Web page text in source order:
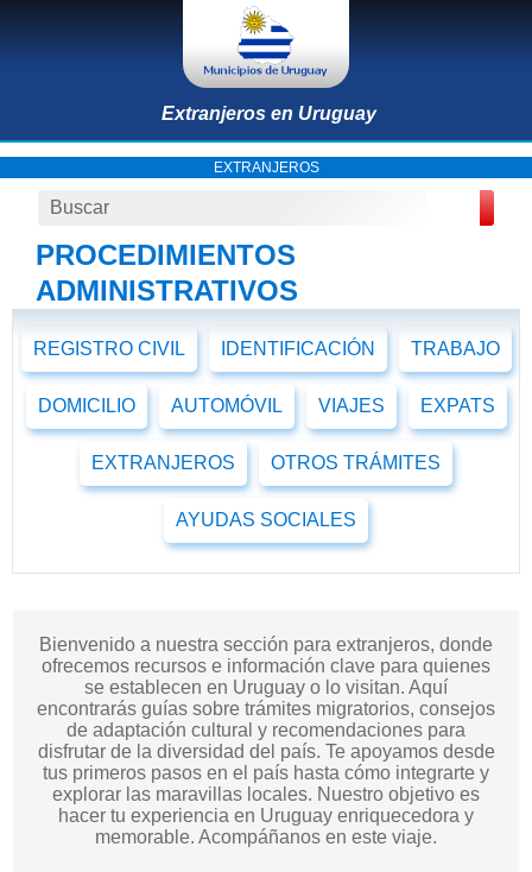
Extranjeros en Uruguay
EXTRANJEROS
PROCEDIMIENTOS
ADMINISTRATIVOS
REGISTRO CIVIL IDENTIFICACIÓN TRABAJO
DOMICILIO AUTOMÓVIL VIAJES EXPATS
EXTRANJEROS OTROS TRÁMITES
AYUDAS SOCIALES
Bienvenido a nuestra sección para extranjeros, donde
ofrecemos recursos e información clave para quienes
se establecen en Uruguay o lo visitan. Aquí
encontrarás guías sobre trámites migratorios, consejos
de adaptación cultural y recomendaciones para
disfrutar de la diversidad del país. Te apoyamos desde
tus primeros pasos en el país hasta cómo integrarte y
explorar las maravillas locales. Nuestro objetivo es
hacer tu experiencia en Uruguay enriquecedora y
memorable. Acompáñanos en este viaje.